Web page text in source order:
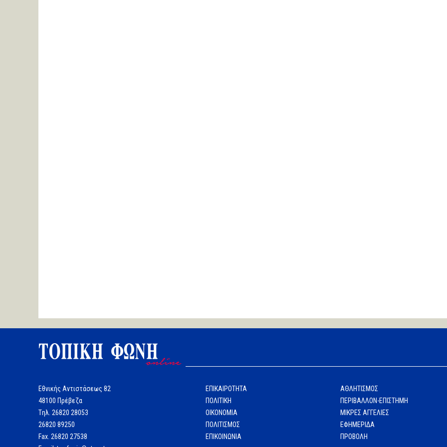
Εθνικής Αντιστάσεως 82
48100 Πρέβεζα
Tηλ. 26820 28053
26820 89250
Fax. 26820 27538
ΕΠΙΚΑΙΡΟΤΗΤΑ
ΠΟΛΙΤΙΚΗ
ΟΙΚΟΝΟΜΙΑ
ΠΟΛΙΤΙΣΜΟΣ
ΕΠΙΚΟΙΝΩΝΙΑ
ΑΘΛΗΤΙΣΜΟΣ
ΠΕΡΙΒΑΛΛΟΝ-ΕΠΙΣΤΗΜΗ
ΜΙΚΡΕΣ ΑΓΓΕΛΙΕΣ
ΕΦΗΜΕΡΙΔΑ
ΠΡΟΒΟΛΗ